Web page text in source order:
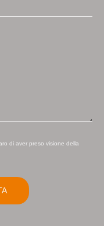
di aver preso visione della